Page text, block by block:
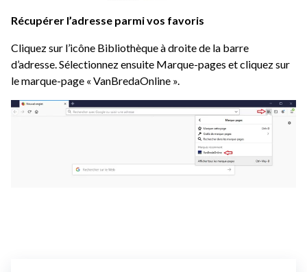
Récupérer l’adresse parmi vos favoris
Cliquez sur l’icône Bibliothèque à droite de la barre
d’adresse. Sélectionnez ensuite Marque-pages et cliquez sur
le marque-page « VanBredaOnline ».